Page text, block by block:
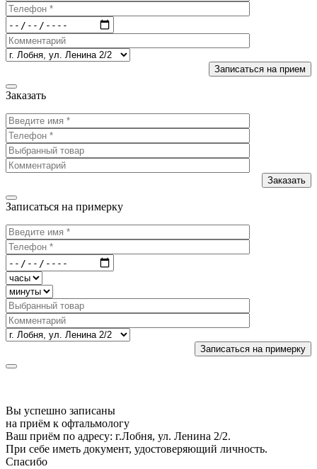
Заказать
Записаться на примерку
Вы успешно записаны
на приём к офтальмологу
Ваш приём по адресу: г.Лобня, ул. Ленина 2/2.
При себе иметь документ, удостоверяющий личность.
Спасибо